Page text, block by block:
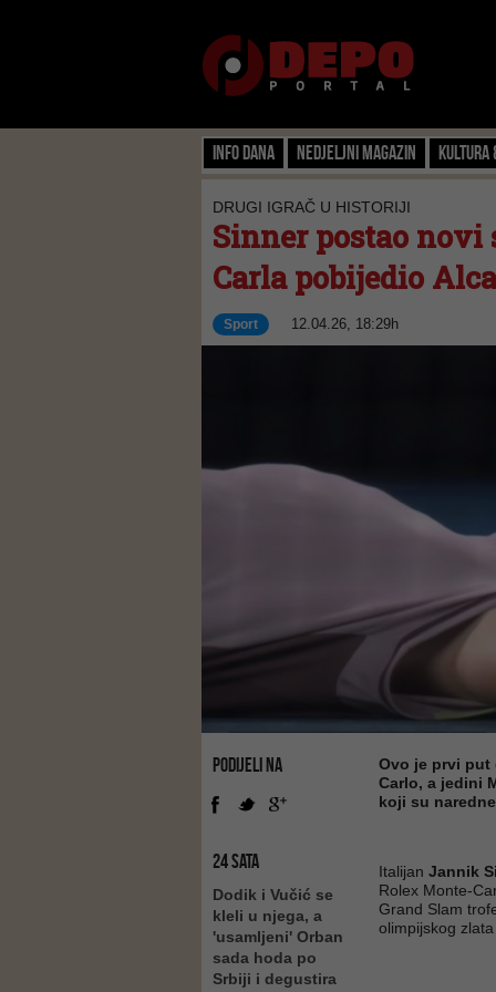
Info dana Nedjeljni magazin Kultura
DRUGI IGRAČ U HISTORIJI
Sinner postao
Carla pobijedio
Sport 12.04.26, 18:29h
PODIJELI NA
24 SATA
Dodik i Vučić se
kleli u njega, a
'usamljeni' Orban
sada hoda po
Srbiji i degustira
Ovo je prvi put
Carlo, a jedini
koji su
Italijan Jannik
Rolex Monte-
Grand Slam
olimpijskog zlata